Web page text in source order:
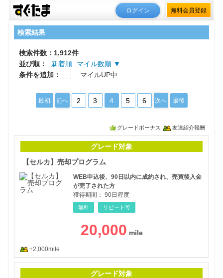
ログイン 無料会員登録
検索結果
検索件数：1,912件
並び順：
新着順
マイル数順 ▼
条件を追加：
マイルUP中
最初 前へ 2 3 4 5 6 次へ 最後
グレードボーナス 友達紹介報酬
グレード対象
【セルカ】売却プログラム
WEB申込後、90日以内に成約され、売買後入金
が完了された方
獲得期間： 90日程度
無料 リピート可
20,000
+2,000mile
グレード対象